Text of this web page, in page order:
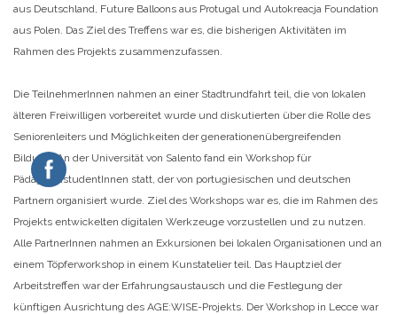
aus Deutschland, Future Balloons aus Protugal und Autokreacja Foundation
aus Polen. Das Ziel des Treffens war es, die bisherigen Aktivitäten im
Rahmen des Projekts zusammenzufassen.
Die TeilnehmerInnen nahmen an einer Stadtrundfahrt teil, die von lokalen
älteren Freiwilligen vorbereitet wurde und diskutierten über die Rolle des
Seniorenleiters und Möglichkeiten der generationenübergreifenden
Bildung. An der Universität von Salento fand ein Workshop für
PädagogikstudentInnen statt, der von portugiesischen und deutschen
Partnern organisiert wurde. Ziel des Workshops war es, die im Rahmen des
Projekts entwickelten digitalen Werkzeuge vorzustellen und zu nutzen.
Alle PartnerInnen nahmen an Exkursionen bei lokalen Organisationen und an
einem Töpferworkshop in einem Kunstatelier teil. Das Hauptziel der
Arbeitstreffen war der Erfahrungsaustausch und die Festlegung der
künftigen Ausrichtung des AGE:WISE-Projekts. Der Workshop in Lecce war